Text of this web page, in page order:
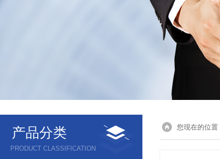
产品分类
PRODUCT CLASSIFICATION
您现在的位置